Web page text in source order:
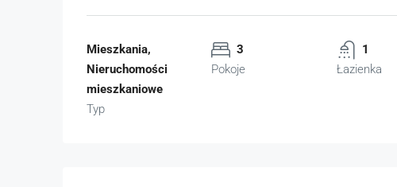
Mieszkania,
Nieruchomości
mieszkaniowe
Typ
3
Pokoje
1
Łazienka